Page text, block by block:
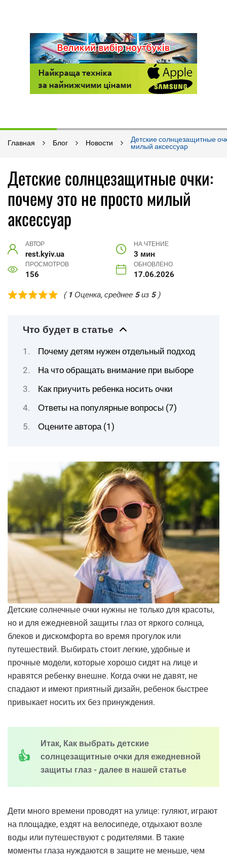
Главная Блог Новости
Детские солнцезащитные
милый аксессуар
Детские солнцезащитные очки:
почему это не просто милый
аксессуар
АВТОР
rest.kyiv.ua
НА ЧТЕНИЕ
3 мин
ПРОСМОТРОВ
156
ОБНОВЛЕНО
17.06.2026
( 1 Оценка, среднее 5из 5)
Что будет в статье
Почему детям нужен отдельный подход
На что обращать внимание при выборе
Как приучить ребенка носить очки
Ответы на популярные вопросы (7)
Оцените автора (1)
Детские солнечные очки нужны не только для красоты,
но и для ежедневной защиты глаз от яркого солнца,
блеков и дискомфорта во время прогулок или
путешествий. Выбирать стоит легкие, удобные и
прочные модели, которые хорошо сидят на лице и
нравятся ребенку внешне. Когда очки не давят, не
спадают и имеют приятный дизайн, ребенок быстрее
привыкает носить их без принуждения.
Итак, Как выбрать детские
солнцезащитные очки для ежедневной
защиты глаз - далее в нашей статье
Дети много времени проводят на улице: гуляют, играют
на площадке, ездят на велосипеде, отдыхают возле
воды или путешествуют с родителями. В такие
моменты глаза нуждаются в защите не меньше, чем